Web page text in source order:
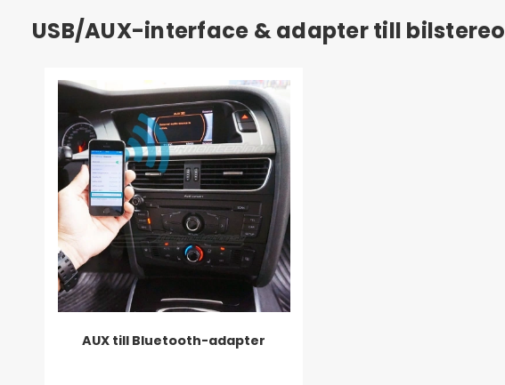
USB/AUX-interface & adapter till bilstereo
AUX till Bluetooth-adapter